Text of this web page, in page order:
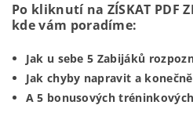
Po kliknutí na ZÍSKAT PDF
kde vám poradíme:
Jak u sebe 5 Zabijáků
Jak chyby napravit a
A 5 bonusových